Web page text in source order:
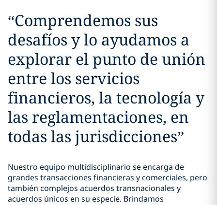
“Comprendemos sus
desafíos y lo ayudamos a
explorar el punto de unión
entre los servicios
financieros, la tecnología y
las reglamentaciones, en
todas las jurisdicciones”
Nuestro equipo multidisciplinario se encarga de
grandes transacciones financieras y comerciales, pero
también complejos acuerdos transnacionales y
acuerdos únicos en su especie. Brindamos